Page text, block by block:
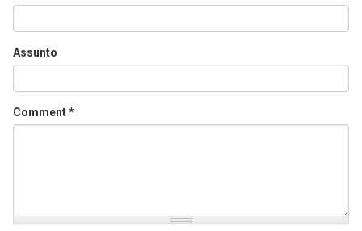
Assunto
Comment*